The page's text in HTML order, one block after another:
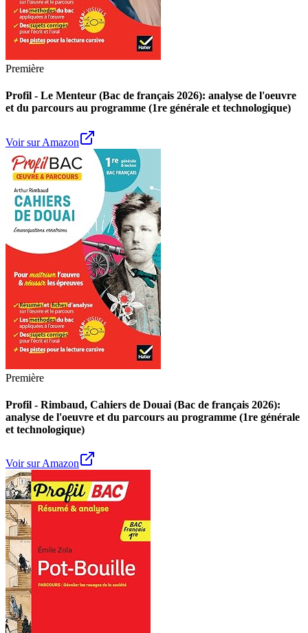
Première
Profil - Le Menteur (Bac de français 2026): analyse de l'oeuvre
et du parcours au programme (1re générale et technologique)
Voir sur Amazon
Première
Profil - Rimbaud, Cahiers de Douai (Bac de français 2026):
analyse de l'oeuvre et du parcours au programme (1re générale
et technologique)
Voir sur Amazon